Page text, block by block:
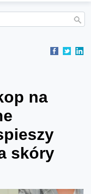
na
skóry